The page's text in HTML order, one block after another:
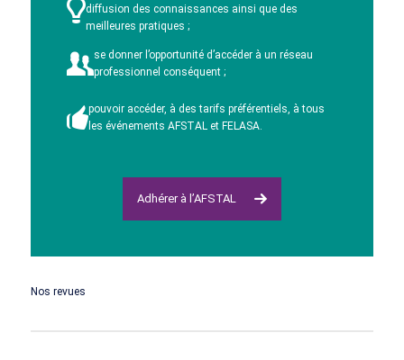
diffusion des connaissances ainsi que des
meilleures pratiques ;
se donner l’opportunité d’accéder à un réseau
professionnel conséquent ;
pouvoir accéder, à des tarifs préférentiels, à tous
les événements AFSTAL et FELASA.
Adhérer à l’AFSTAL
Nos revues